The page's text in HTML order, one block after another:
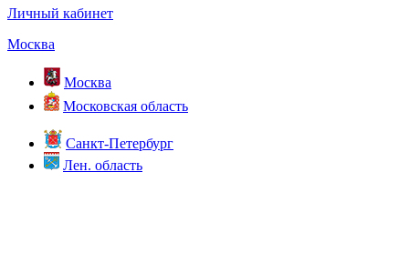
Личный кабинет
Москва
Москва
Московская область
Санкт-Петербург
Лен. область